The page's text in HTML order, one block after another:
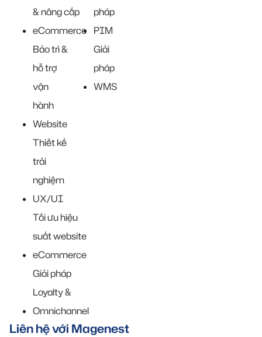
& nâng cấp
eCommerce
Bảo trì &
hỗ trợ
vận
hành
Website
Thiết kế
trải
nghiệm
UX/UI
Tối ưu hiệu
suất website
eCommerce
Giải pháp
Loyalty &
Omnichannel
pháp
PIM
Giải
pháp
WMS
Liên hệ với Magenest